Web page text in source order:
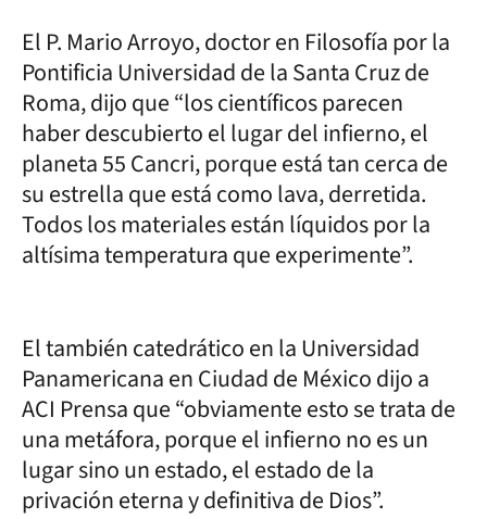
El P. Mario Arroyo, doctor en Filosofía por la
Pontificia Universidad de la Santa Cruz de
Roma, dijo que “los científicos parecen
haber descubierto el lugar del infierno, el
planeta 55 Cancri, porque está tan cerca de
su estrella que está como lava, derretida.
Todos los materiales están líquidos por la
altísima temperatura que experimente”.
El también catedrático en la Universidad
Panamericana en Ciudad de México dijo a
ACI Prensa que “obviamente esto se trata de
una metáfora, porque el infierno no es un
lugar sino un estado, el estado de la
privación eterna y definitiva de Dios”.